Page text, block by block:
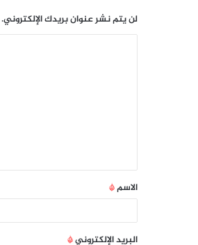
لن يتم نشر عنوان بريدك الإلكتروني.
الاسم*
البريد الإلكتروني*